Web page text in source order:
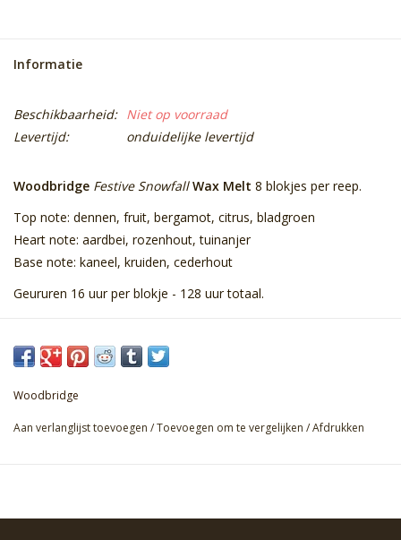
Informatie
Beschikbaarheid: Niet op voorraad
Levertijd:
onduidelijke levertijd
Woodbridge Festive SnowfallWax Melt 8 blokjes per reep.
Top note: dennen, fruit, bergamot, citrus, bladgroen
Heart note: aardbei, rozenhout, tuinanjer
Base note: kaneel, kruiden, cederhout
Geururen 16 uur per blokje - 128 uur totaal.
Woodbridge
Aan verlanglijst toevoegen /Toevoegen om te vergelijken /Afdrukken